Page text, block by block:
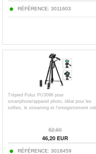
RÉFÉRENCE: 3011603
Trépied Puluz PU3096 pour
smartphone/appareil photo, idéal pour les
selfies, le streaming et l'enregistrement
52,60
46,20EUR
RÉFÉRENCE: 3018459